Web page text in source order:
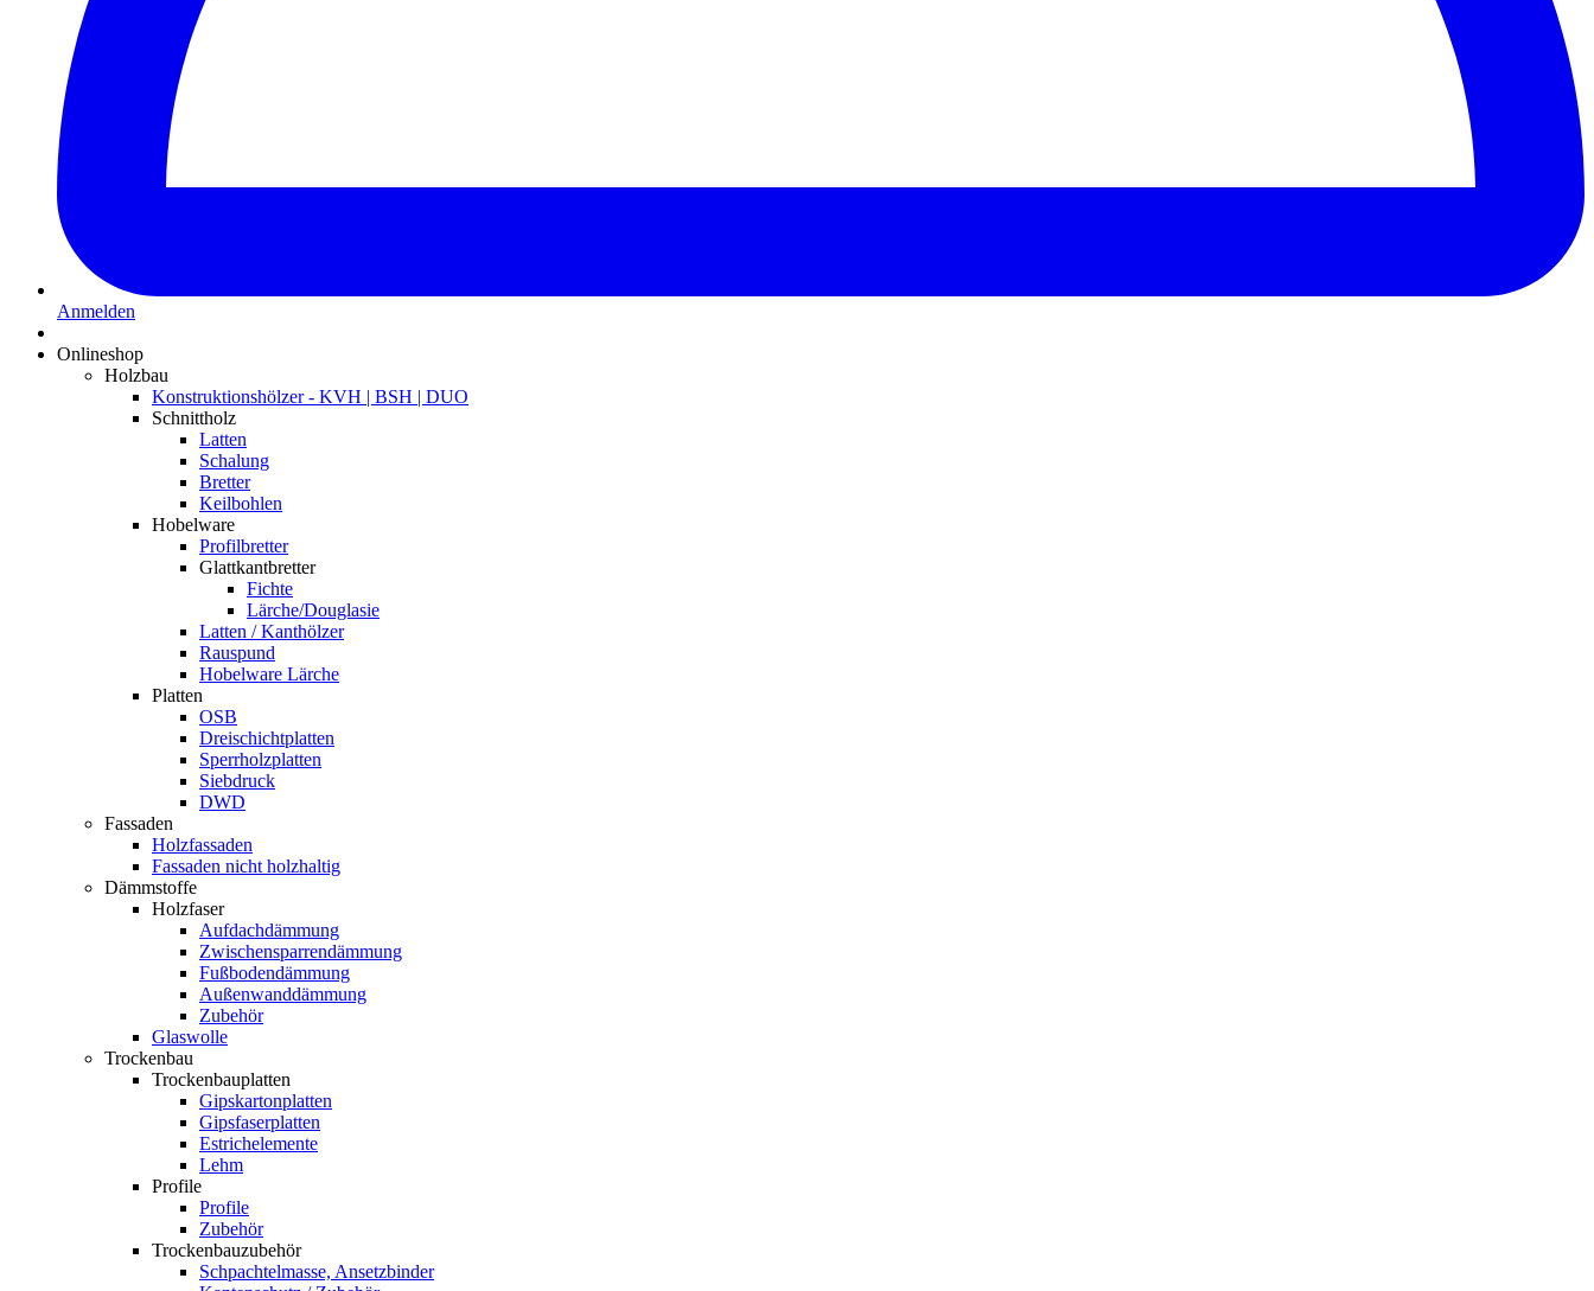
Anmelden
Onlineshop
Holzbau
Konstruktionshölzer - KVH | BSH | DUO
Schnittholz
Latten
Schalung
Bretter
Keilbohlen
Hobelware
Profilbretter
Glattkantbretter
Fichte
Lärche/Douglasie
Latten / Kanthölzer
Rauspund
Hobelware Lärche
Platten
OSB
Dreischichtplatten
Sperrholzplatten
Siebdruck
DWD
Fassaden
Holzfassaden
Fassaden nicht holzhaltig
Dämmstoffe
Holzfaser
Aufdachdämmung
Zwischensparrendämmung
Fußbodendämmung
Außenwanddämmung
Zubehör
Glaswolle
Trockenbau
Trockenbauplatten
Gipskartonplatten
Gipsfaserplatten
Estrichelemente
Lehm
Profile
Profile
Zubehör
Trockenbauzubehör
Schpachtelmasse, Ansetzbinder